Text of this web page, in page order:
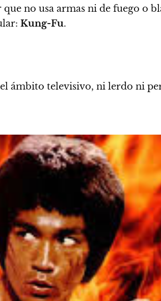
no usa armas ni de fuego o
Kung-Fu.
ámbito televisivo, ni lerdo ni